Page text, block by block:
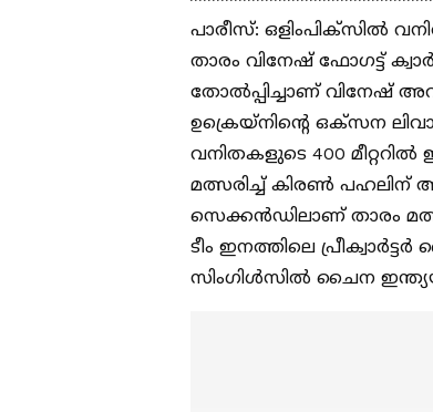
പാരീസ്: ഒളിംപിക്‌സില്‍
താരം വിനേഷ് ഫോഗട്ട്
തോല്‍പ്പിച്ചാണ് വിനേഷ്
ഉക്രെയ്‌നിന്റെ ഒക്‌സന
വനിതകളുടെ 400 മീറ്ററില്‍
മത്സരിച്ച് കിരണ്‍ പഹലിന്
സെക്കന്‍ഡിലാണ് താരം
ടീം ഇനത്തിലെ
സിംഗിള്‍സില്‍ ചൈന